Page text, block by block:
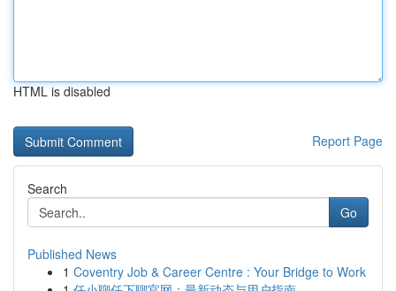
HTML is disabled
Report Page
Search
Go
Published News
1 Coventry Job & Career Centre : Your Bridge to Work